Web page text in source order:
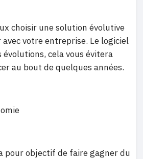
choisir une solution évolutive
votre entreprise. Le logiciel
évolutions, cela vous évitera
au bout de quelques années.
pour objectif de faire gagner du